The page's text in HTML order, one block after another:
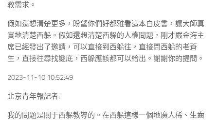
教需求。
假如還想清楚更多，盼望你們好都雅看這本白皮書，讓大師真
實地清楚西躲。假如還想清楚西躲的人權問題，剛才嚴金海主
席已經發出了邀請，可以直接到西躲往，直接問西躲的老蒼
生，直接往尋找謎底，西躲應該都可以給出。謝謝你的提問。
2023-11-10 10:52:49
北京青年報記者:
我的問題是關于西躲教導的。在西躲這樣一個地廣人稀、生齒